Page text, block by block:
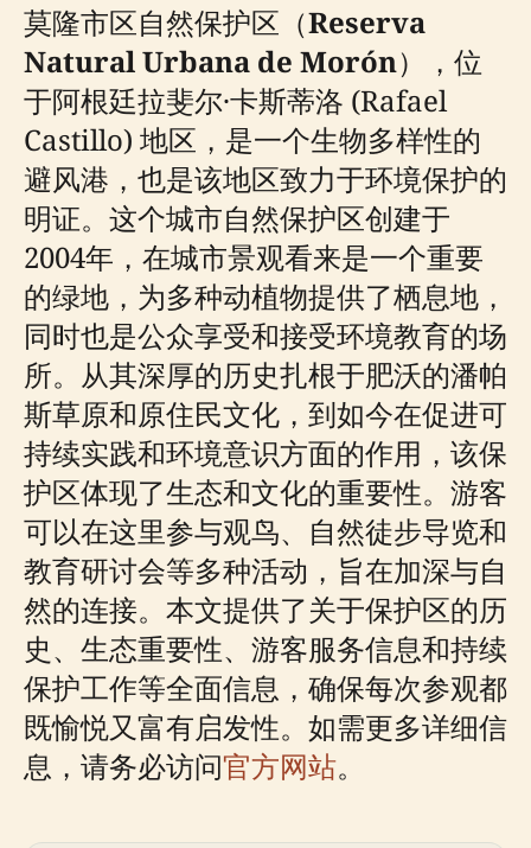
莫隆市区自然保护区（Reserva
Natural Urbana de Morón），位
于阿根廷拉斐尔·卡斯蒂洛 (Rafael
Castillo) 地区，是一个生物多样性的
避风港，也是该地区致力于环境保护的
明证。这个城市自然保护区创建于
2004年，在城市景观看来是一个重要
的绿地，为多种动植物提供了栖息地，
同时也是公众享受和接受环境教育的场
所。从其深厚的历史扎根于肥沃的潘帕
斯草原和原住民文化，到如今在促进可
持续实践和环境意识方面的作用，该保
护区体现了生态和文化的重要性。游客
可以在这里参与观鸟、自然徒步导览和
教育研讨会等多种活动，旨在加深与自
然的连接。本文提供了关于保护区的历
史、生态重要性、游客服务信息和持续
保护工作等全面信息，确保每次参观都
既愉悦又富有启发性。如需更多详细信
息，请务必访问官方网站。